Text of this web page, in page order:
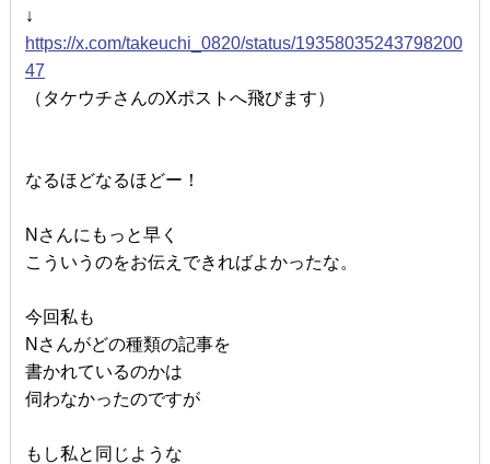
↓
https://x.com/takeuchi_0820/status/19358035243798200
47
（タケウチさんのXポストへ飛びます）
なるほどなるほどー！
Nさんにもっと早く
こういうのをお伝えできればよかったな。
今回私も
Nさんがどの種類の記事を
書かれているのかは
伺わなかったのですが
もし私と同じような